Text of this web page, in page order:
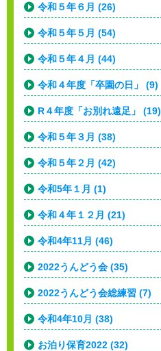
令和５年６月 (26)
令和５年５月 (54)
令和５年４月 (44)
令和４年度「卒園の日」 (9)
R４年度「お別れ遠足」 (19)
令和５年３月 (38)
令和５年２月 (42)
令和5年１月 (1)
令和４年１２月 (21)
令和4年11月 (46)
2022うんどう会 (35)
2022うんどう会総練習 (7)
令和4年10月 (38)
お泊り保育2022 (32)